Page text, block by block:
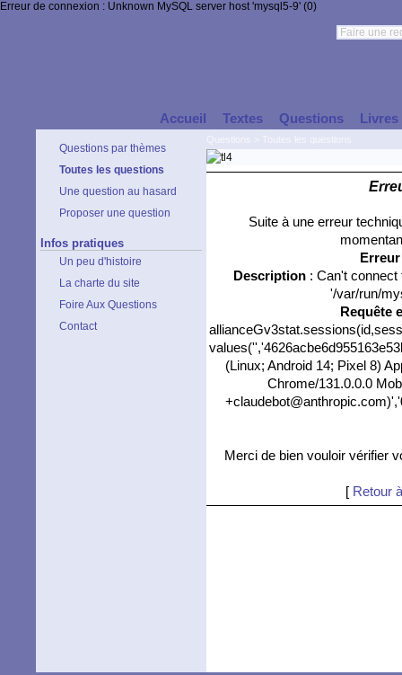
Erreur de connexion : Unknown MySQL server host 'mysql5-9' (0)
Accueil Textes Questions Livres
Questions par thèmes
Toutes les questions
Une question au hasard
Proposer une question
Infos pratiques
Un peu d'histoire
La charte du site
Foire Aux Questions
Contact
Suite à une erreur
Description: Can't connect
'/var/run/
Requête
(Linux; Android 14; Pixel 8)
Chrome/131.0.0.0
Merci de bien vouloir vérifier
[ Retour